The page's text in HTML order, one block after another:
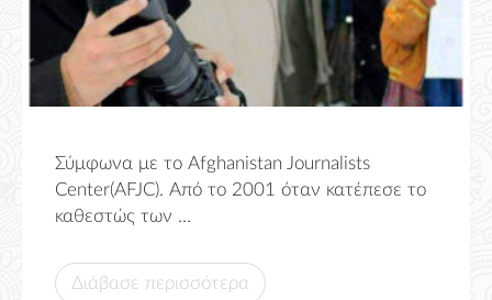
Σύμφωνα με το Afghanistan Journalists
Center(AFJC). Από το 2001 όταν κατέπεσε το
καθεστώς των ...
Διάβασε περισσότερα